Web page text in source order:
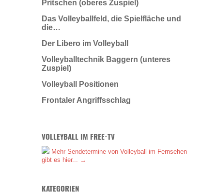
Pritschen (oberes Zuspiel)
Das Volleyballfeld, die Spielfläche und
die…
Der Libero im Volleyball
Volleyballtechnik Baggern (unteres
Zuspiel)
Volleyball Positionen
Frontaler Angriffsschlag
VOLLEYBALL IM FREE-TV
Mehr Sendetermine von Volleyball im Fernsehen
gibt es hier... →
KATEGORIEN